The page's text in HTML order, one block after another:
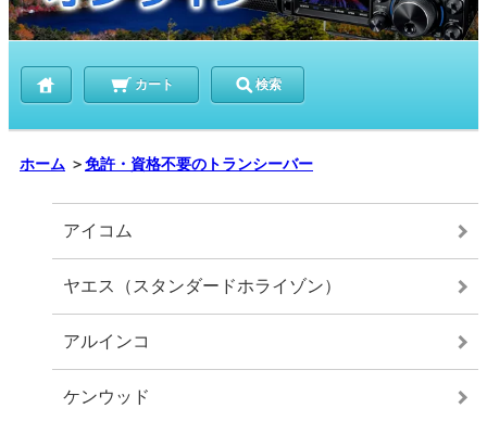
カート 検索
ホーム ＞免許・資格不要のトランシーバー
アイコム
ヤエス（スタンダードホライゾン）
アルインコ
ケンウッド